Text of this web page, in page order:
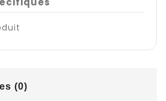
(0)